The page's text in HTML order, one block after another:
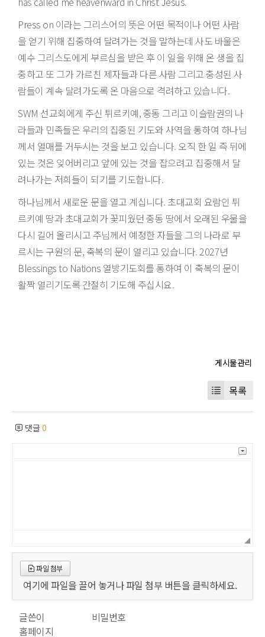
Press on 이라는 그리스어의 뜻은 어떤 목적이나 어떤 사람
을 얻기 위해 집중하여 달려가는 것을 말하는데 사도 바울은
예수 그리스도에게 부르심을 받은 후 이 일을 위해 온 생을 집
중하고 또 그가 가르친 제자들과 다른 사람 그리고 충성된 사
람들이 계속 달려가도록 온 마음으로 격려하고 있습니다.
SWM 선교회에게 주신 튀르키예, 중동 그리고 이슬람권의 나
라들과 민족들은 우리의 집중된 기도와 사역을 통하여 하나님
께서 열매를 거두시는 것을 보고 있습니다. 오직 한 일 즉 뒤에
있는 것은 잊어버리고 앞에 있는 것을 잡으려고 집중해서 달
려나가는 저희들이 되기를 기도합니다.
하나님께서 새로운 문을 열고 계십니다. 초대교회 요람인 튀
르키예 땅과 초대교회가 꽃피웠던 중동 땅에서 오래된 우물을
다시 길어 올리시고 주님께서 예정한 자들을 그의 나라로 부
르시는 구원의 문, 축복의 문이 열리고 있습니다. 2027년
Blessings to Nations 열방기도회를 통하여 이 축복의 문이
활짝 열리기도록 간절히 기도해 주십시요.
목록
댓글0
파일 첨부
여기에 파일을 끌어 놓거나 파일 첨부 버튼을 클릭하세요.
글쓴이
비밀번호
홈페이지